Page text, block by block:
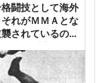
闘技として海外
れがＭＭＡとな
されているの
田俊也の執筆生
グ